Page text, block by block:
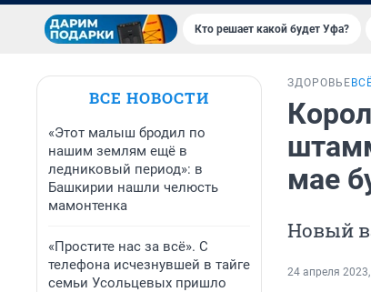
Кто решает какой будет Уфа?
ВСЕ НОВОСТИ
«Этот малыш бродил по
нашим землям ещё в
ледниковый период»: в
Башкирии нашли челюсть
мамонтенка
«Простите нас за всё». С
телефона исчезнувшей в тайге
семьи Усольцевых пришло
ЗДОРОВЬЕ
мае
Новый
24 апреля